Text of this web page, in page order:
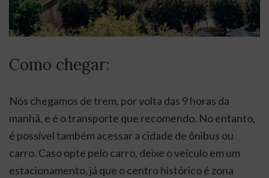
Como chegar:
Nós chegamos de trem, por volta das 9 horas da
manhã, e é o transporte que recomendo. No entanto,
é possível também acessar a cidade de ônibus ou
carro. Caso opte pelo carro, deixe o veículo em um
estacionamento, já que o centro histórico é zona